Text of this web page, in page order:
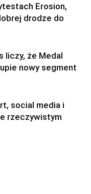
Erosion,
drodze do
liczy, że Medal
nowy segment
social media i
rzeczywistym